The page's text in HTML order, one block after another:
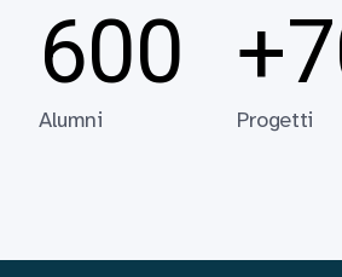
600
Alumni Progetti